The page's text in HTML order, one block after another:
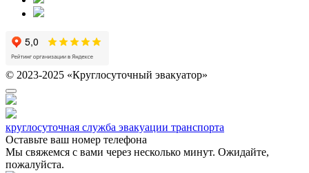
© 2023-2025 «Круглосуточный эвакуатор»
круглосуточная служба эвакуации транспорта
Оставьте ваш номер телефона
Мы свяжемся с вами через несколько минут. Ожидайте,
пожалуйста.